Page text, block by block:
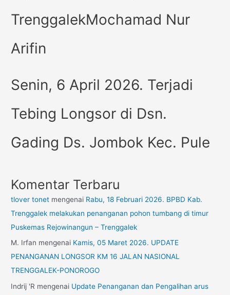
TrenggalekMochamad Nur
Arifin
Senin, 6 April 2026. Terjadi
Tebing Longsor di Dsn.
Gading Ds. Jombok Kec. Pule
Komentar Terbaru
tlover tonet mengenai Rabu, 18 Februari 2026. BPBD Kab.
Trenggalek melakukan penanganan pohon tumbang di timur
Puskemas Rejowinangun – Trenggalek
M. Irfan mengenai Kamis, 05 Maret 2026. UPDATE
PENANGANAN LONGSOR KM 16 JALAN NASIONAL
TRENGGALEK-PONOROGO
Indrij 'R mengenai Update Penanganan dan Pengalihan arus